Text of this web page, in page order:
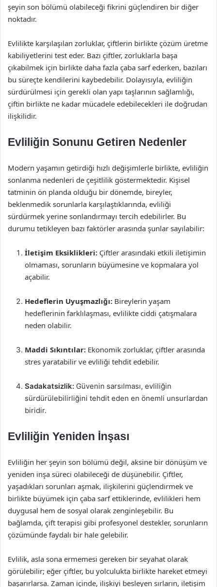
şeyin son bölümü olabileceği fikrini güçlendiren bir diğer
noktadır.
Evlilikte karşılaşılan zorluklar, çiftlerin birlikte çözüm üretme
kabiliyetlerini test eder. Bazı çiftler, zorluklarla başa
çıkabilmek için birlikte daha fazla çaba sarf ederken, bazıları
bu süreçte kendilerini kaybedebilir. Dolayısıyla, evliliğin
sürdürülmesi için gerekli olan yapı taşlarının sağlamlığı,
çiftin birlikte ne kadar mücadele edebilecekleri ile doğrudan
ilişkilidir.
Evliliğin Sonunu Getiren Nedenler
Modern yaşamın getirdiği hızlı değişimlerle birlikte, evliliğin
sonlanma nedenleri de çeşitlilik göstermektedir. Kişisel
tatminin ön planda olduğu bir dönemde, bireyler,
beklenmedik sorunlarla karşılaştıklarında, evliliği
sürdürmek yerine sonlandırmayı tercih edebilirler. Bu
durumu tetikleyen bazı faktörler arasında şunlar sayılabilir:
İletişim Eksiklikleri: Çiftler arasındaki etkili iletişimin
olmaması, sorunların büyümesine ve kopmalara yol
açabilir.
Hedeflerin Uyuşmazlığı: Bireylerin yaşam
hedeflerinin farklılaşması, evlilikte ciddi çatışmalara
neden olabilir.
Maddi Sıkıntılar: Ekonomik zorluklar, çiftler arasında
stres yaratabilir ve evliliği tehdit edebilir.
Sadakatsizlik: Güvenin sarsılması, evliliğin
sürdürülebilirliğini tehdit eden en önemli unsurlardan
biridir.
Evliliğin Yeniden İnşası
Evliliğin her şeyin son bölümü değil, aksine bir dönüşüm ve
yeniden inşa süreci olabileceği de düşünebilir. Çiftler,
yaşadıkları sorunları aşmak, ilişkilerini güçlendirmek ve
birlikte büyümek için çaba sarf ettiklerinde, evlilikleri hem
duygusal hem de sosyal olarak zenginleşebilir. Bu
bağlamda, çift terapisi gibi profesyonel destekler, sorunların
çözümünde faydalı bir hale gelebilir.
Evlilik, asla sona ermemesi gereken bir seyahat olarak
görülebilir; eğer çiftler, bu yolculukta birlikte hareket etmeyi
başarırlarsa. Zaman içinde, ilişkiyi besleyen sırların, iletişim